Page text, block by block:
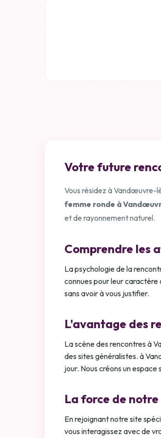
Votre future
Vous résidez à Vandœuvre-
femme ronde à
et de rayonnement naturel.
Comprendre les
La psychologie de la
connues pour leur caractère
sans avoir à vous justifier.
L'avantage des
La scène des rencontres à
des sites généralistes. à
jour. Nous créons un
La force de
En rejoignant notre site
vous interagissez avec de